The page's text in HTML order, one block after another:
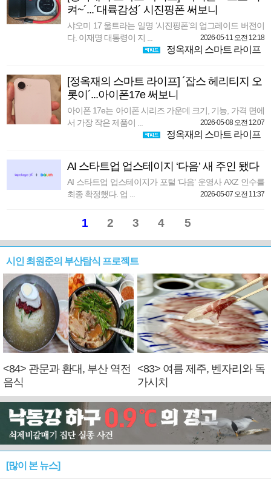
켜~´...´대륙감성´ 시진핑폰 써보니
샤오미 17 울트라는 일명 ‘시진핑폰’의 업그레이드 버전이
다. 이재명 대통령이 지 ...
2026-05-11 오전 12:18
정옥재의 스마트 라이프
[정옥재의 스마트 라이프] ´잡스 헤리티지 오
롯이´...아이폰17e 써보니
아이폰 17e는 아이폰 시리즈 가운데 크기, 기능, 가격 면에
서 가장 작은 제품이 ...
2026-05-08 오전 12:07
정옥재의 스마트 라이프
AI 스타트업 업스테이지 ‘다음’ 새 주인 됐다
AI 스타트업 업스테이지가 포털 ‘다음’ 운영사 AXZ 인수를
최종 확정했다. 업 ...
2026-05-07 오전 11:37
1 2 3 4 5
시인 최원준의 부산탐식 프로젝트
<84> 관문과 환대, 부산 역전
음식
<83> 여름 제주, 벤자리와 독
가시치
[많이 본 뉴스]